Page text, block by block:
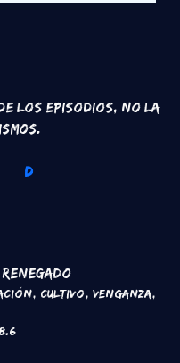
los episodios, no la
D
, Cultivo, Venganza,
8.6